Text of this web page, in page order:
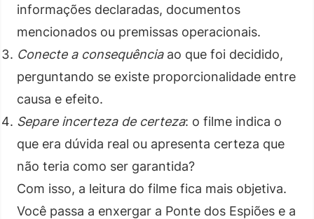
informações declaradas, documentos
mencionados ou premissas operacionais.
Conecte a consequênciaao que foi decidido,
perguntando se existe proporcionalidade entre
causa e efeito.
Separe incerteza de certeza: o filme indica o
que era dúvida real ou apresenta certeza que
não teria como ser garantida?
Com isso, a leitura do filme fica mais objetiva.
Você passa a enxergar a Ponte dos Espiões e a